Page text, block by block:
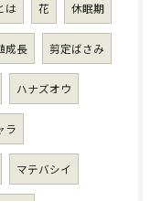
は 花 休眠期
成長 剪定ばさみ
ハナズオウ
ラ
マテバシイ